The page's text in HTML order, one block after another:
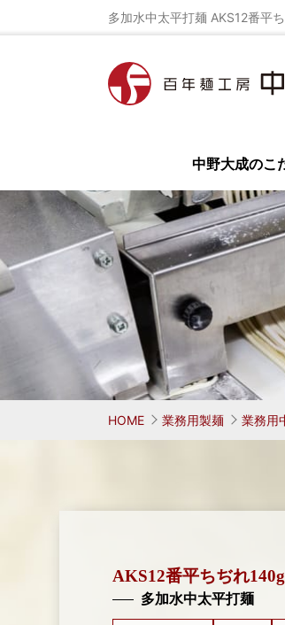
多加水中太平打麺 AKS12番平
中野大成のこ
味へのこだわり
業務用中華麺シリーズ
独立開業の為の極意を
学ぶ 鳥居式らーめん塾
全て
ラーメンレシピ
鳥居式らーめん塾
会社概要
百年麺
HOME 業務用製麺 業務用
AKS12番平ちぢれ140g
多加水中太平打麺